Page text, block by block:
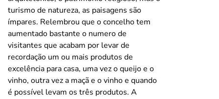
turismo de natureza, as paisagens são
ímpares. Relembrou que o concelho tem
aumentado bastante o numero de
visitantes que acabam por levar de
recordação um ou mais produtos de
excelência para casa, uma vez o queijo e o
vinho, outra vez a maçã e o vinho e quando
é possível levam os três produtos. A